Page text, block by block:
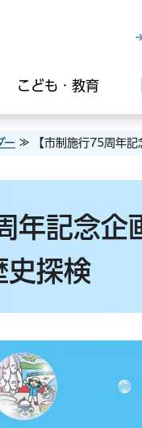
こども・教育
ー ≫ 【市制施行75周年記
年記念企
史探検